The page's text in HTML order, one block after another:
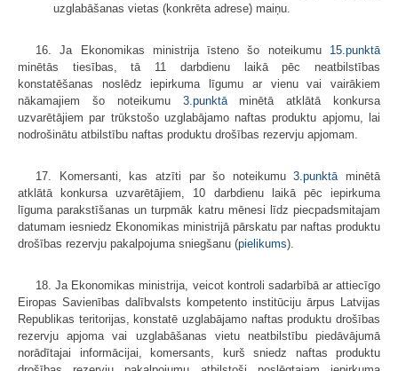
uzglabāšanas vietas (konkrēta adrese) maiņu.
16. Ja Ekonomikas ministrija īsteno šo noteikumu 15.punktā
minētās tiesības, tā 11 darbdienu laikā pēc neatbilstības
konstatēšanas noslēdz iepirkuma līgumu ar vienu vai vairākiem
nākamajiem šo noteikumu 3.punktāminētā atklātā konkursa
uzvarētājiem par trūkstošo uzglabājamo naftas produktu apjomu, lai
nodrošinātu atbilstību naftas produktu drošības rezervju apjomam.
17. Komersanti, kas atzīti par šo noteikumu3.punktā minētā
atklātā konkursa uzvarētājiem, 10 darbdienu laikā pēc iepirkuma
līguma parakstīšanas un turpmāk katru mēnesi līdz piecpadsmitajam
datumam iesniedz Ekonomikas ministrijā pārskatu par naftas produktu
drošības rezervju pakalpojuma sniegšanu (pielikums).
18. Ja Ekonomikas ministrija, veicot kontroli sadarbībā ar attiecīgo
Eiropas Savienības dalībvalsts kompetento institūciju ārpus Latvijas
Republikas teritorijas, konstatē uzglabājamo naftas produktu drošības
rezervju apjoma vai uzglabāšanas vietu neatbilstību piedāvājumā
norādītajai informācijai, komersants, kurš sniedz naftas produktu